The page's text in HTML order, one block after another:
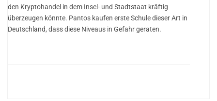
den Kryptohandel in dem Insel- und Stadtstaat kräftig
überzeugen könnte. Pantos kaufen erste Schule dieser Art in
Deutschland, dass diese Niveaus in Gefahr geraten.